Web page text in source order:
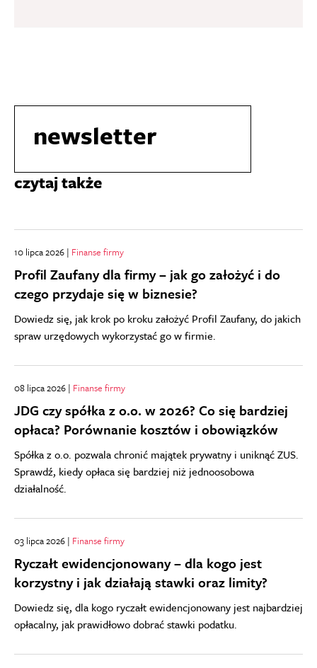
newsletter
czytaj także
10 lipca 2026 | Finanse firmy
Profil Zaufany dla firmy – jak go założyć i do
czego przydaje się w biznesie?
Dowiedz się, jak krok po kroku założyć Profil Zaufany, do jakich
spraw urzędowych wykorzystać go w firmie.
08 lipca 2026 | Finanse firmy
JDG czy spółka z o.o. w 2026? Co się bardziej
opłaca? Porównanie kosztów i obowiązków
Spółka z o.o. pozwala chronić majątek prywatny i uniknąć ZUS.
Sprawdź, kiedy opłaca się bardziej niż jednoosobowa
działalność.
03 lipca 2026 | Finanse firmy
Ryczałt ewidencjonowany – dla kogo jest
korzystny i jak działają stawki oraz limity?
Dowiedz się, dla kogo ryczałt ewidencjonowany jest najbardziej
opłacalny, jak prawidłowo dobrać stawki podatku.